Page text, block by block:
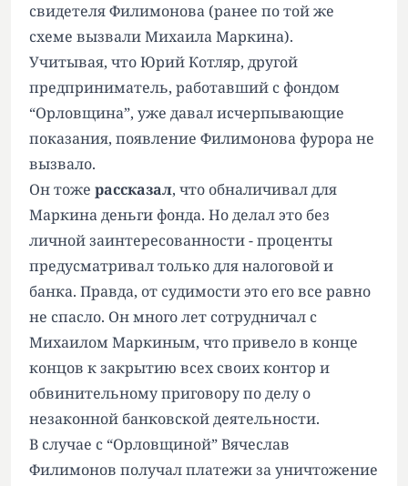
свидетеля Филимонова (ранее по той же
схеме вызвали Михаила Маркина).
Учитывая, что Юрий Котляр, другой
предприниматель, работавший с фондом
“Орловщина”, уже давал исчерпывающие
показания, появление Филимонова фурора не
вызвало.
Он тоже рассказал, что обналичивал для
Маркина деньги фонда. Но делал это без
личной заинтересованности - проценты
предусматривал только для налоговой и
банка. Правда, от судимости это его все равно
не спасло. Он много лет сотрудничал с
Михаилом Маркиным, что привело в конце
концов к закрытию всех своих контор и
обвинительному приговору по делу о
незаконной банковской деятельности.
В случае с “Орловщиной” Вячеслав
Филимонов получал платежи за уничтожение